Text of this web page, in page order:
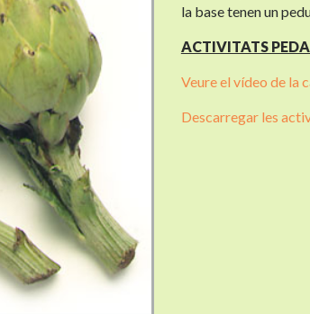
la base tenen un
ACTIVITATS
Veure el vídeo de la
Descarregar les